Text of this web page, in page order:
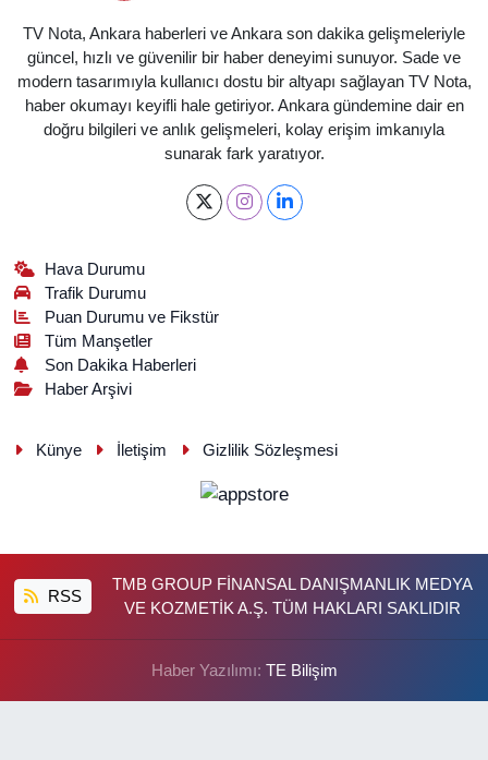
TV Nota, Ankara haberleri ve Ankara son dakika gelişmeleriyle
güncel, hızlı ve güvenilir bir haber deneyimi sunuyor. Sade ve
modern tasarımıyla kullanıcı dostu bir altyapı sağlayan TV Nota,
haber okumayı keyifli hale getiriyor. Ankara gündemine dair en
doğru bilgileri ve anlık gelişmeleri, kolay erişim imkanıyla
sunarak fark yaratıyor.
Hava Durumu
Trafik Durumu
Puan Durumu ve Fikstür
Tüm Manşetler
Son Dakika Haberleri
Haber Arşivi
Künye İletişim Gizlilik Sözleşmesi
RSS
TMB GROUP FİNANSAL DANIŞMANLIK MEDYA
VE KOZMETİK A.Ş. TÜM HAKLARI SAKLIDIR
Haber Yazılımı: TE Bilişim